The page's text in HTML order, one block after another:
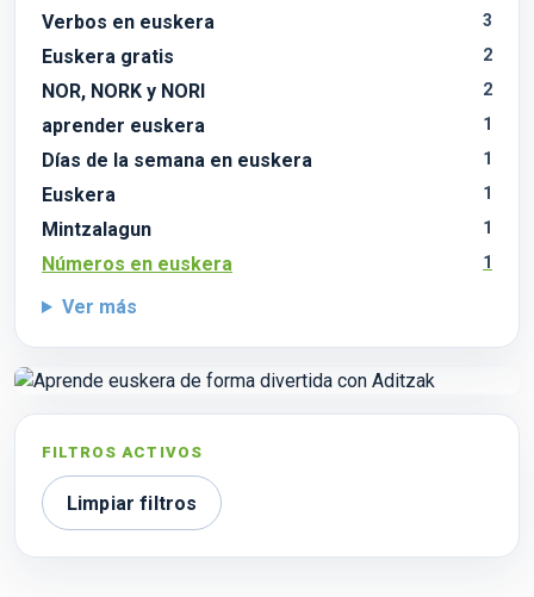
Verbos en euskera 3
Euskera gratis 2
NOR, NORK y NORI 2
aprender euskera 1
Días de la semana en euskera 1
Euskera 1
Mintzalagun 1
Números en euskera 1
Ver más
FILTROS ACTIVOS
Limpiar filtros